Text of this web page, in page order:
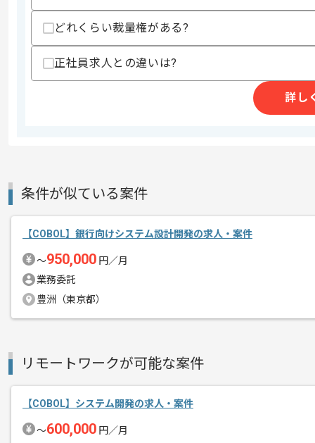
精算・お支払い
支払いサイト
エージェントからのコ
メント
基本的には一部リモートでの作業を見込
どれくらい裁量権がある?
正社員求人との違いは?
詳し
条件が似ている案件
【COBOL】銀行向けシステム設計開発の求人・案件
〜950,000 円／月
業務委託
豊洲（東京都）
リモートワークが可能な案件
【COBOL】システム開発の求人・案件
〜600,000 円／月